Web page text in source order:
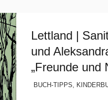
Lettland |
und
„Freunde und
BUCH-TIPPS,